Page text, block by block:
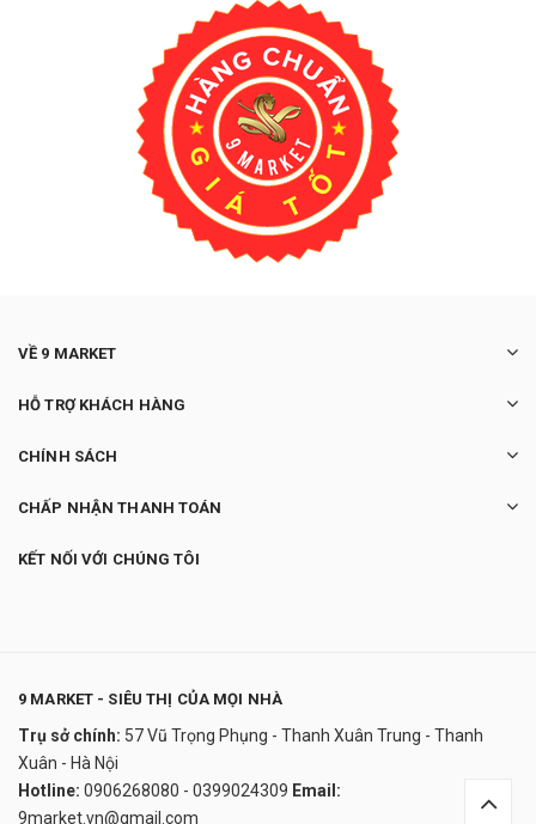
VỀ 9 MARKET
HỖ TRỢ KHÁCH HÀNG
CHÍNH SÁCH
CHẤP NHẬN THANH TOÁN
KẾT NỐI VỚI CHÚNG TÔI
9 MARKET - SIÊU THỊ CỦA MỌI NHÀ
Trụ sở chính: 57 Vũ Trọng Phụng - Thanh Xuân Trung - Thanh
Xuân - Hà Nội
Hotline: 0906268080 - 0399024309 Email:
9market.vn@gmail.com
550.000₫
undefined